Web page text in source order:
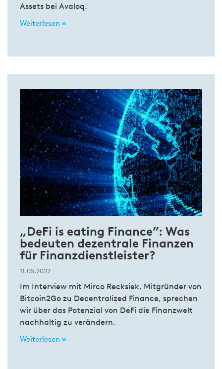
Assets bei Avaloq.
Weiterlesen »
„DeFi is eating Finance”: Was
bedeuten dezentrale Finanzen
für Finanzdienstleister?
11.05.2022
Im Interview mit Mirco Recksiek, Mitgründer von
Bitcoin2Go zu Decentralized Finance, sprechen
wir über das Potenzial von DeFi die Finanzwelt
nachhaltig zu verändern.
Weiterlesen »